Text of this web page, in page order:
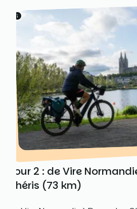
Jour 2 : de Vire
Chéris (73 km)